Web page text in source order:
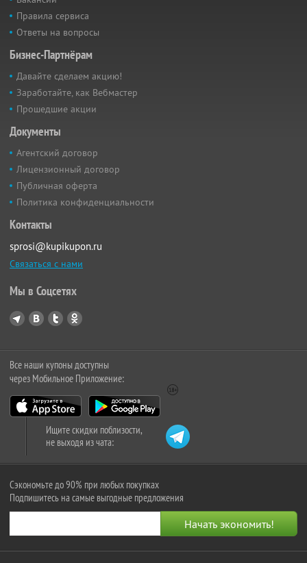
Правила сервиса
Ответы на вопросы
Бизнес-Партнёрам
Давайте сделаем акцию!
Заработайте, как Вебмастер
Прошедшие акции
Документы
Агентский договор
Лицензионный договор
Публичная оферта
Политика конфиденциальности
Контакты
sprosi@kupikupon.ru
Связаться с нами
Мы в Соцсетях
Все наши купоны доступны
через Мобильное Приложение:
Ищите скидки поблизости,
не выходя из чата:
Сэкономьте до 90% при любых покупках
Подпишитесь на самые выгодные предложения